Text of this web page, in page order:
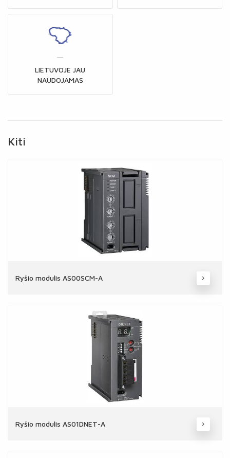
LIETUVOJE JAU
NAUDOJAMAS
Kiti
Ryšio modulis AS00SCM-A
Ryšio modulis AS01DNET-A